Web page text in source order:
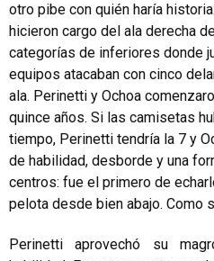
otro pibe con quién haría historia:
hicieron cargo del ala derecha
categorías de inferiores donde
equipos atacaban con cinco
ala. Perinetti y Ochoa
quince años. Si las camisetas
tiempo, Perinetti tendría la 7 y
de habilidad, desborde y una
centros: fue el primero de
pelota desde bien abajo. Como
Perinetti aprovechó su